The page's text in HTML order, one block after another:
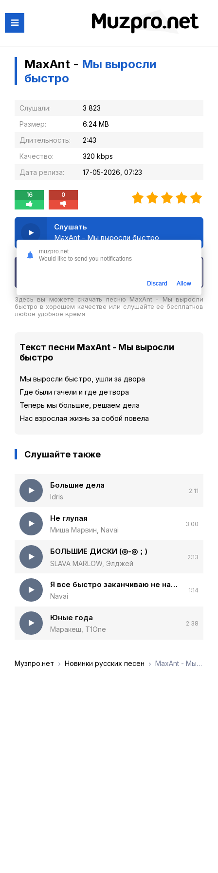
MaxAnt - Мы выросли
быстро
Слушали:
3 823
Размер:
6.24 MB
Длительность:
2:43
Качество:
320 kbps
Дата релиза:
17-05-2026, 07:23
16 0
Слушать
MaxAnt - Мы выросли быстро
Здесь вы можете скачать песню MaxAnt - Мы выросли
быстро в хорошем качестве или слушайте ее бесплатнов
любое удобное время
Текст песни MaxAnt - Мы выросли
быстро
Мы выросли быстро, ушли за двора
Где были гачели и где детвора
Теперь мы большие, решаем дела
Нас взрослая жизнь за собой повела
Слушайте также
Большие дела
Idris
2:11
Не глупая
Миша Марвин, Navai
3:00
БОЛЬШИЕ ДИСКИ (◎-◎；)
SLAVA MARLOW, Элджей
2:13
Я все быстро заканчиваю не начиная
Navai
1:14
Юные года
Маракеш, T1One
2:38
Музпро.нет Новинки русских песен MaxAnt - Мы выросли быстро
muzpro.net
Would like to send you notifications
Discard Allow